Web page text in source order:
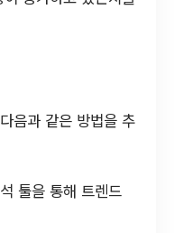
음과 같은 방법을 추
툴을 통해 트렌드